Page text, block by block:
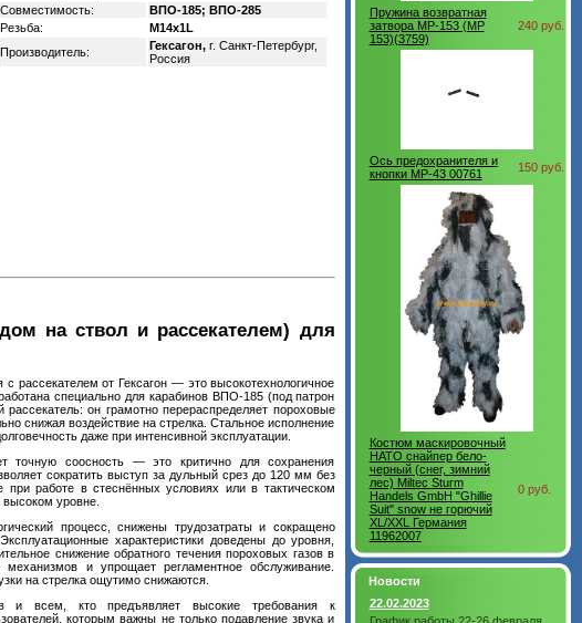
Совместимость:
ВПО-185; ВПО-285
Резьба:
M14x1L
Производитель:
Гексагон,г. Санкт-Петербург,
Россия
на ствол и рассекателем) для
рассекателем от Гексагон — это высокотехнологичное
специально для карабинов ВПО‑185 (под патрон
он грамотно перераспределяет пороховые
снижая воздействие на стрелка. Стальное исполнение
даже при интенсивной эксплуатации.
точную соосность — это критично для сохранения
сократить выступ за дульный срез до 120 мм без
работе в стеснённых условиях или в тактическом
уровне.
процесс, снижены трудозатраты и сокращено
характеристики доведены до уровня,
снижение обратного течения пороховых газов в
и упрощает регламентное обслуживание.
на стрелка ощутимо снижаются.
и всем, кто предъявляет высокие требования к
которым важны не только подавление звука и
Пружина возвратная
затвора MP-153 (MP
153)(3759)
240 руб.
Ось предохранителя и
кнопки МР-43 00761
150 руб.
Костюм маскировочный
НАТО снайпер бело-
черный (снег, зимний
лес) Miltec Sturm
Handels GmbH "Ghillie
Suit" snow не горючий
XL/XXL Германия
11962007
0 руб.
Новости
22.02.2023